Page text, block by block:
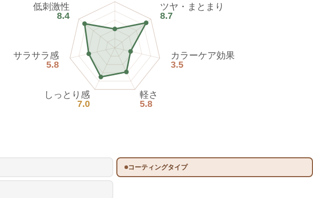
ツヤ・まとまり
8.7
カラーケア効果
3.5
軽さ
5.8
しっとり感
7.0
サラサラ感
5.8
低刺激性
8.4
コーティングタイプ